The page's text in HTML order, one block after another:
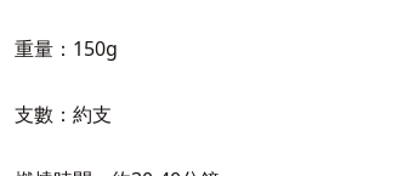
重量：150g
支數：約支